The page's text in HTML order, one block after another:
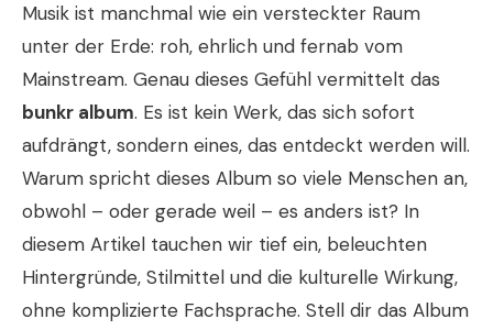
Musik ist manchmal wie ein versteckter Raum
unter der Erde: roh, ehrlich und fernab vom
Mainstream. Genau dieses Gefühl vermittelt das
bunkr album. Es ist kein Werk, das sich sofort
aufdrängt, sondern eines, das entdeckt werden will.
Warum spricht dieses Album so viele Menschen an,
obwohl – oder gerade weil – es anders ist? In
diesem Artikel tauchen wir tief ein, beleuchten
Hintergründe, Stilmittel und die kulturelle Wirkung,
ohne komplizierte Fachsprache. Stell dir das Album